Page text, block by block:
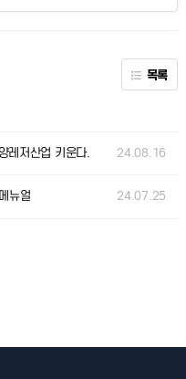
목록
레저산업 키운다. 24.08.16
뉴얼 24.07.25